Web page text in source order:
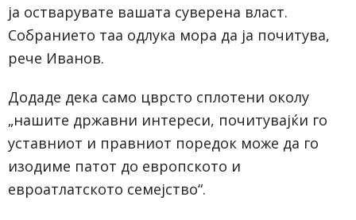
ја остварувате вашата суверена власт.
Собранието таа одлука мора да ја почитува,
рече Иванов.
Додаде дека само цврсто сплотени околу
„нашите државни интереси, почитувајќи го
уставниот и правниот поредок може да го
изодиме патот до европското и
евроатлатското семејство“.